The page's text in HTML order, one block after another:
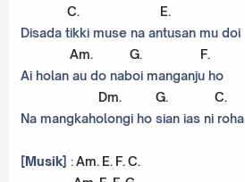
C. E.
Disada tikki muse na antusan mu doi
Am. G. F.
Ai holan au do naboi manganju ho
Dm. G. C.
Na mangkaholongi ho sian ias ni roha
[Musik] :Am. E. F. C.